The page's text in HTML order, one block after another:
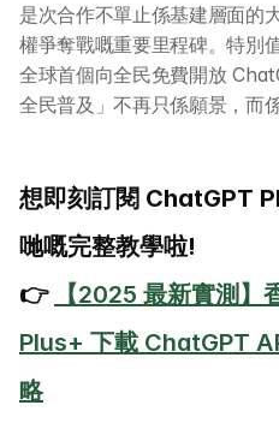
是次合作不單止係基建層面的
權爭奪戰嘅重要里程碑。特別
全球首個向全民免費開放
全民普及」不再只係願景，而
想即刻訂閱 ChatGPT
哋嘅完整教學啦!
👉
【2025 最新實測
Plus+ 下載 ChatGPT
略